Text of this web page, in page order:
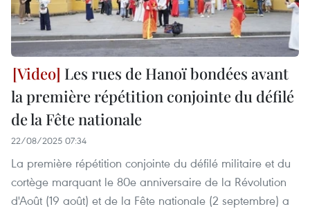
Les rues de Hanoï bondées avant
la première répétition conjointe du défilé
de la Fête nationale
22/08/2025 07:34
La première répétition conjointe du défilé militaire et du
cortège marquant le 80e anniversaire de la Révolution
d'Août (19 août) et de la Fête nationale (2 septembre) a